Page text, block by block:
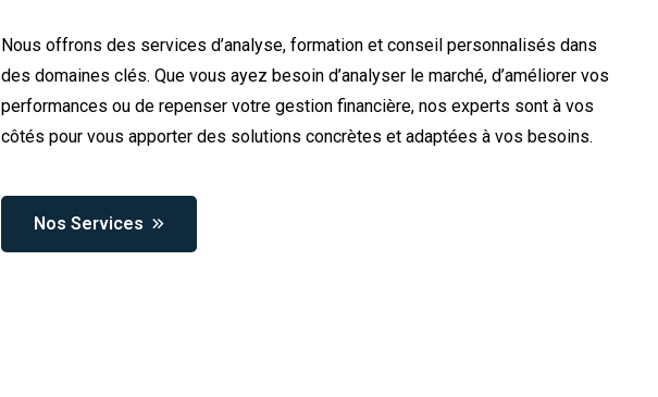
Nous offrons des services d’analyse, formation et conseil personnalisés dans
des domaines clés. Que vous ayez besoin d’analyser le marché, d’améliorer vos
performances ou de repenser votre gestion financière, nos experts sont à vos
côtés pour vous apporter des solutions concrètes et adaptées à vos besoins.
Nos Services